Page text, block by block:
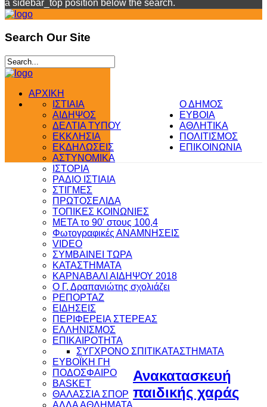
a sidebar_top position below the search.
Search Our Site
ΑΡΧΙΚΗ
Ο ΔΗΜΟΣ
ΙΣΤΙΑΙΑ
ΑΙΔΗΨΟΣ
ΔΕΛΤΙΑ ΤΥΠΟΥ
ΕΚΚΛΗΣΙΑ
ΕΚΔΗΛΩΣΕΙΣ
ΑΣΤΥΝΟΜΙΚΑ
ΙΣΤΟΡΙΑ
ΡΑΔΙΟ ΙΣΤΙΑΙΑ
ΣΤΙΓΜΕΣ
ΠΡΩΤΟΣΕΛΙΔΑ
ΤΟΠΙΚΕΣ ΚΟΙΝΩΝΙΕΣ
ΜΕΤΑ το 90' στους 100,4
Φωτογραφικές ΑΝΑΜΝΗΣΕΙΣ
VIDEO
ΣΥΜΒΑΙΝΕΙ ΤΩΡΑ
ΚΑΤΑΣΤΗΜΑΤΑ
ΚΑΡΝΑΒΑΛΙ ΑΙΔΗΨΟΥ 2018
Ο Γ. Δραπανιώτης σχολιάζει
ΡΕΠΟΡΤΑΖ
ΕΥΒΟΙΑ
ΕΙΔΗΣΕΙΣ
ΠΕΡΙΦΕΡΕΙΑ ΣΤΕΡΕΑΣ
ΕΛΛΗΝΙΣΜΟΣ
ΕΠΙΚΑΙΡΟΤΗΤΑ
ΚΑΤΑΣΤΗΜΑΤΑ
ΣΥΓΧΡΟΝΟ ΣΠΙΤΙ
ΕΥΒΟΪΚΗ ΓΗ
ΑΘΛΗΤΙΚΑ
ΠΟΔΟΣΦΑΙΡΟ
BASKET
ΘΑΛΑΣΣΙΑ ΣΠΟΡ
ΑΛΛΑ ΑΘΛΗΜΑΤΑ
ΠΟΛΙΤΙΣΜΟΣ
ΕΠΙΚΟΙΝΩΝΙΑ
Ανακατασκευή
παιδικής χαράς